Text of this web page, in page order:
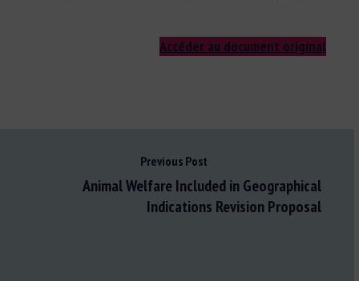
Accéder au document original
Previous Post
Animal Welfare Included in Geographical
Indications Revision Proposal